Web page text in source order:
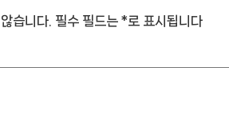
습니다. 필수 필드는 *로 표시됩니다